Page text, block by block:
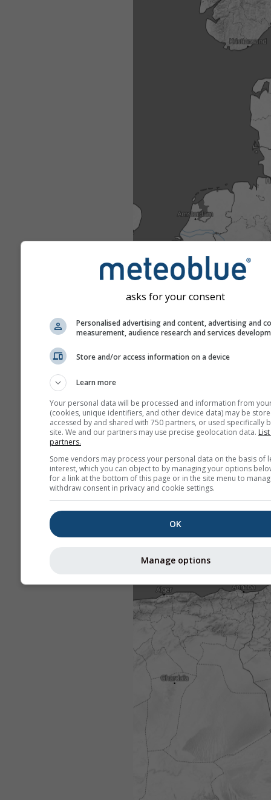
asks for your consent
Personalised advertising and content, advertising and
measurement, audience research and services
Store and/or access information on a device
Learn more
Your personal data will be processed and information from
(cookies, unique identifiers, and other device data) may be
accessed by and shared with 750 partners, or used specifically
site. We and our partners may use precise geolocation data.
partners.
Some vendors may process your personal data on the basis of
interest, which you can object to by managing your options
for a link at the bottom of this page or in the site menu to
withdraw consent in privacy and cookie settings.
OK
Manage options